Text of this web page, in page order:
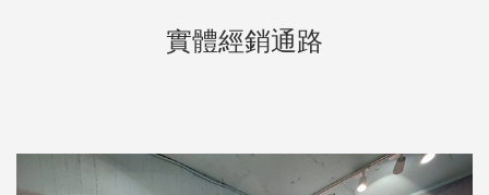
實體經銷通路